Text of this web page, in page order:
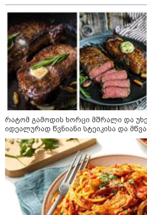
"უნდა
თქვენი
გუდაუთაში
უნდა
როდის
საქართველო-
მთავარი
საბედისწერო
შავ ზღვაში
თავდასხმებმა
ომში
მიიღო
რატომ გამოდის ხორცი მშრალი და
იდეალურად წვნიანი სტეიკისა და